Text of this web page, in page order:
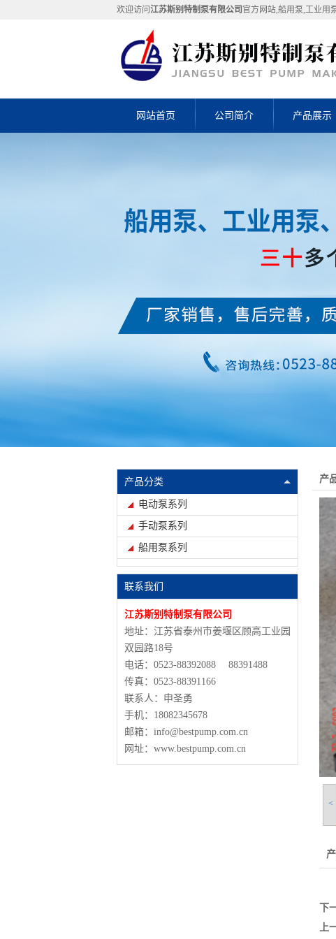
欢迎访问 江苏斯别特制泵有限公司 官方网站,船用泵,工业用
网站首页 公司简介 产品展示
产品分类
电动泵系列
手动泵系列
船用泵系列
联系我们
江苏斯别特制泵有限公司
地址：江苏省泰州市姜堰区顾高工业园
双园路18号
电话：0523-88392088 88391488
传真：0523-88391166
联系人：申圣勇
手机：18082345678
邮箱：info@bestpump.com.cn
网址：www.bestpump.com.cn
产
<
下
上